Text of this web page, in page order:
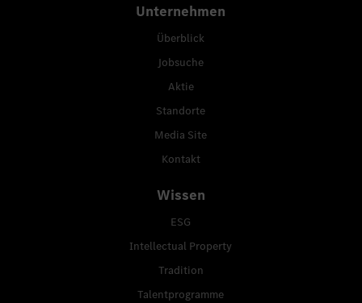
Unternehmen
Überblick
Jobsuche
Aktie
Standorte
Media Site
Kontakt
Wissen
ESG
Intellectual Property
Tradition
Talentprogramme